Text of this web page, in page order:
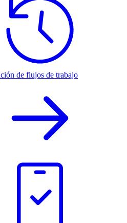
de flujos de trabajo